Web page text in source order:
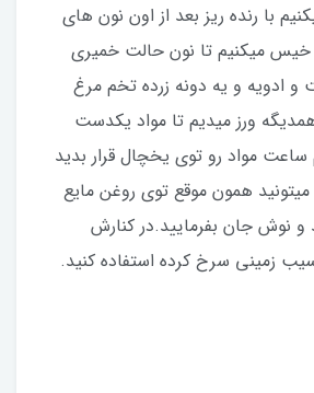
با رنده ریز بعد از اون نون های
خیس میکنیم تا نون حالت خمیری
ادویه و یه دونه زرده تخم مرغ
ورز میدیم تا مواد یکدست
ساعت مواد رو توی یخچال قرار بدید
همون موقع توی روغن مایع
نوش جان بفرمایید.در کنارش
زمینی سرخ کرده استفاده کنید.